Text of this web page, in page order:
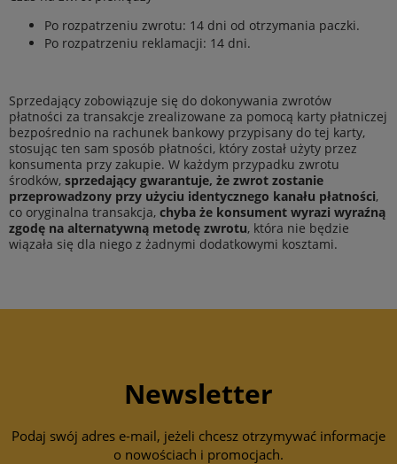
Po rozpatrzeniu zwrotu: 14 dni od otrzymania paczki.
Po rozpatrzeniu reklamacji: 14 dni.
Sprzedający zobowiązuje się do dokonywania zwrotów
płatności za transakcje zrealizowane za pomocą karty płatniczej
bezpośrednio na rachunek bankowy przypisany do tej karty,
stosując ten sam sposób płatności, który został użyty przez
konsumenta przy zakupie. W każdym przypadku zwrotu
środków, sprzedający gwarantuje, że zwrot zostanie
przeprowadzony przy użyciu identycznego kanału płatności,
co oryginalna transakcja, chyba że konsument wyrazi wyraźną
zgodę na alternatywną metodę zwrotu, która nie będzie
wiązała się dla niego z żadnymi dodatkowymi kosztami.
Newsletter
Podaj swój adres e-mail, jeżeli chcesz otrzymywać informacje
o nowościach i promocjach.